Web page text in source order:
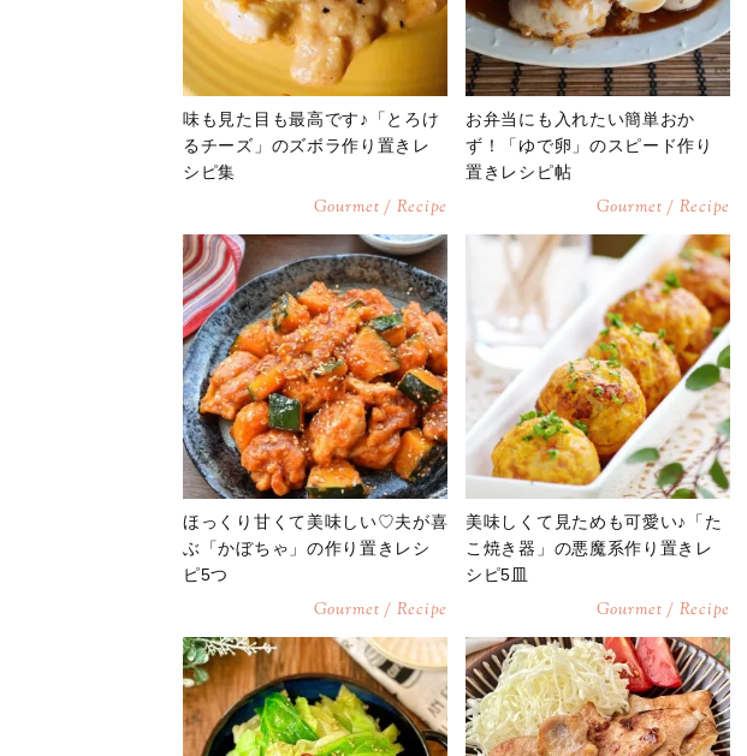
味も見た目も最高です♪「とろけ
るチーズ」のズボラ作り置きレ
シピ集
Gourmet / Recipe
お弁当にも入れたい簡単おか
ず！「ゆで卵」のスピード作り
置きレシピ帖
Gourmet / Recipe
ほっくり甘くて美味しい♡夫が喜
ぶ「かぼちゃ」の作り置きレシ
ピ5つ
Gourmet / Recipe
美味しくて見ためも可愛い♪「た
こ焼き器」の悪魔系作り置きレ
シピ5皿
Gourmet / Recipe